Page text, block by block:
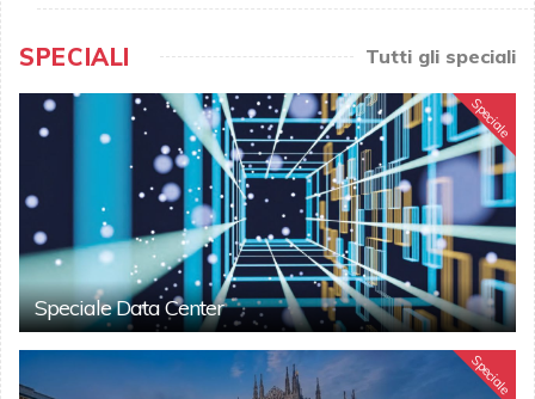
SPECIALI Tutti gli speciali
Speciale
Speciale Data Center
Speciale